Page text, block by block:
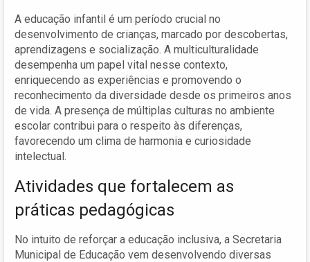
A educação infantil é um período crucial no
desenvolvimento de crianças, marcado por descobertas,
aprendizagens e socialização. A multiculturalidade
desempenha um papel vital nesse contexto,
enriquecendo as experiências e promovendo o
reconhecimento da diversidade desde os primeiros anos
de vida. A presença de múltiplas culturas no ambiente
escolar contribui para o respeito às diferenças,
favorecendo um clima de harmonia e curiosidade
intelectual.
Atividades que fortalecem as
práticas pedagógicas
No intuito de reforçar a educação inclusiva, a Secretaria
Municipal de Educação vem desenvolvendo diversas